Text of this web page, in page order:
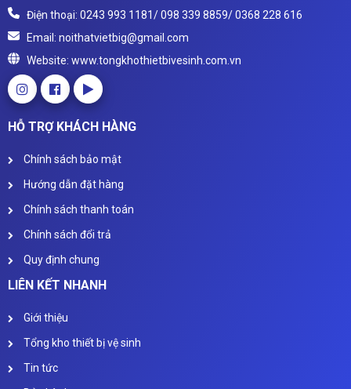
Điện thoại: 0243 993 1181/ 098 339 8859/ 0368 228 616
Email: noithatvietbig@gmail.com
Website: www.tongkhothietbivesinh.com.vn
HỖ TRỢ KHÁCH HÀNG
Chính sách bảo mật
Hướng dẫn đặt hàng
Chính sách thanh toán
Chính sách đổi trả
Quy định chung
LIÊN KẾT NHANH
Giới thiệu
Tổng kho thiết bị vệ sinh
Tin tức